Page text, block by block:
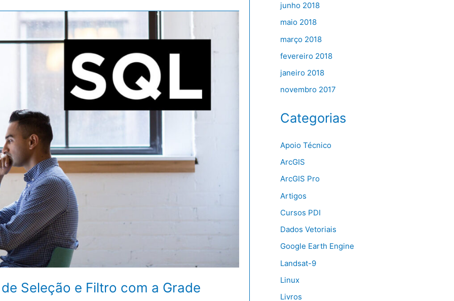
Seleção e Filtro com a Grade
junho 2018
maio 2018
março 2018
fevereiro 2018
janeiro 2018
novembro 2017
Categorias
Apoio Técnico
ArcGIS
ArcGIS Pro
Artigos
Cursos PDI
Dados Vetoriais
Google Earth Engine
Landsat-9
Linux
Livros